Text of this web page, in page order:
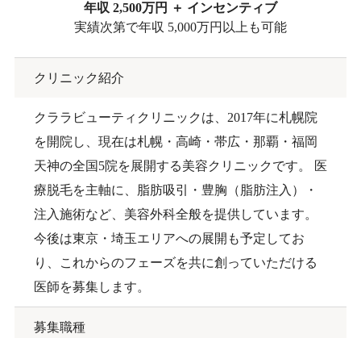
年収 2,500万円 ＋ インセンティブ
実績次第で年収 5,000万円以上も可能
クリニック紹介
クララビューティクリニックは、2017年に札幌院
を開院し、現在は札幌・高崎・帯広・那覇・福岡
天神の全国5院を展開する美容クリニックです。 医
療脱毛を主軸に、脂肪吸引・豊胸（脂肪注入）・
注入施術など、美容外科全般を提供しています。
今後は東京・埼玉エリアへの展開も予定してお
り、これからのフェーズを共に創っていただける
医師を募集します。
募集職種